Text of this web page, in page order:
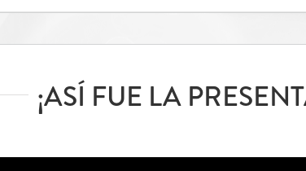
¡ASÍ FUE LA